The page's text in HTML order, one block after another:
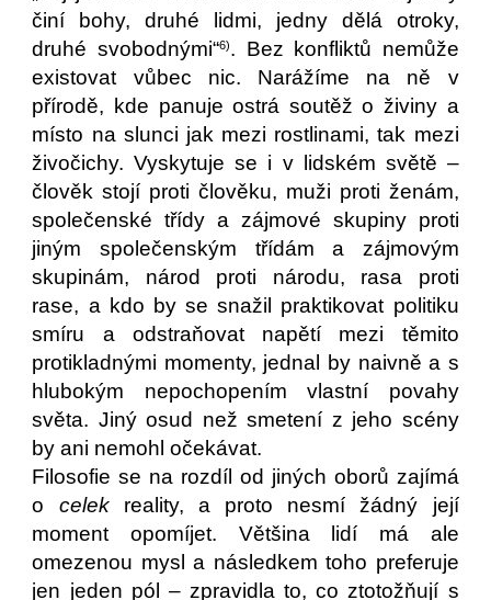
činí bohy, druhé lidmi, jedny dělá otroky,
druhé svobodnými“6). Bez konfliktů nemůže
existovat vůbec nic. Narážíme na ně v
přírodě, kde panuje ostrá soutěž o živiny a
místo na slunci jak mezi rostlinami, tak mezi
živočichy. Vyskytuje se i v lidském světě –
člověk stojí proti člověku, muži proti ženám,
společenské třídy a zájmové skupiny proti
jiným společenským třídám a zájmovým
skupinám, národ proti národu, rasa proti
rase, a kdo by se snažil praktikovat politiku
smíru a odstraňovat napětí mezi těmito
protikladnými momenty, jednal by naivně a s
hlubokým nepochopením vlastní povahy
světa. Jiný osud než smetení z jeho scény
by ani nemohl očekávat.
Filosofie se na rozdíl od jiných oborů zajímá
o celekreality, a proto nesmí žádný její
moment opomíjet. Většina lidí má ale
omezenou mysl a následkem toho preferuje
jen jeden pól – zpravidla to, co ztotožňují s